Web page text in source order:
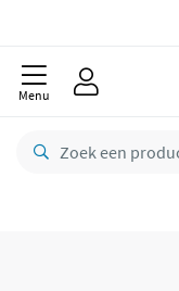
Menu